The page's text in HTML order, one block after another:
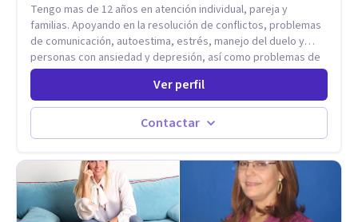
Tengo mas de 12 años en atención individual, pareja y
familias. Apoyando en la resolución de conflictos, problemas
de comunicación, autoestima, estrés, manejo del duelo y
personas con ansiedad y depresión, así como problemas de
conducta y comportamiento. Desarrollo de personas
Estableciendo metas a corto y largo plazo, es vital para la
vida de cada uno tener su propia vision.
Ver perfil
Contactar